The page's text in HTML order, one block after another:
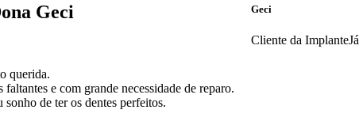
Geci
querida.
e com grande necessidade de reparo.
de ter os dentes perfeitos.
Geci
Cliente da ImplanteJá